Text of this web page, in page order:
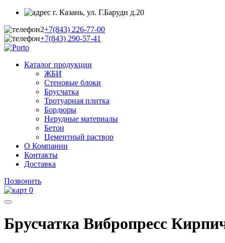
г. Казань, ул. Г.Баруди д.20
+7(843) 226-77-00
+7(843) 290-57-41
Каталог продукции
ЖБИ
Стеновые блоки
Брусчатка
Тротуарная плитка
Бордюры
Нерудные материалы
Бетон
Цементный раствор
О Компании
Контакты
Доставка
Позвонить
0
Брусчатка Вибропресс